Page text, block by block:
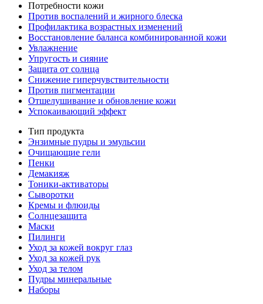
Потребности кожи
Против воспалений и жирного блеска
Профилактика возрастных изменений
Восстановление баланса комбинированной кожи
Увлажнение
Упругость и сияние
Защита от солнца
Снижение гиперчувствительности
Против пигментации
Отшелушивание и обновление кожи
Успокаивающий эффект
Тип продукта
Энзимные пудры и эмульсии
Очищающие гели
Пенки
Демакияж
Тоники-активаторы
Сыворотки
Кремы и флюиды
Солнцезащита
Маски
Пилинги
Уход за кожей вокруг глаз
Уход за кожей рук
Уход за телом
Пудры минеральные
Наборы